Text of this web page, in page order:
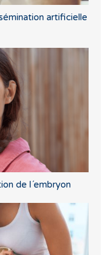
artificielle
de l´embryon